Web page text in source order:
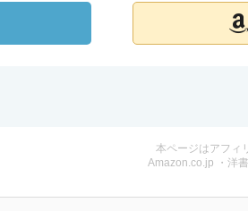
本ページはアフィ
Amazon.co.jp ・洋